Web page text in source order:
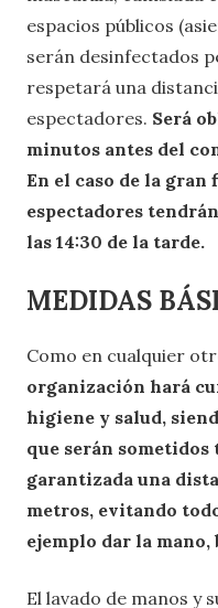
espacios públicos
serán desinfectados
respetará una
espectadores. Será
minutos antes del
En el caso de la gran
espectadores
las 14:30 de la tarde.
MEDIDAS
Como en cualquier
organización hará
higiene y salud,
que serán sometidos
garantizada una
metros, evitando
ejemplo dar la mano,
El lavado de manos y